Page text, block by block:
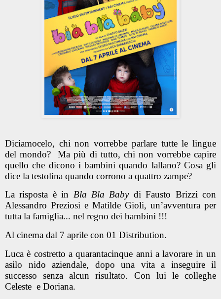
Diciamocelo, chi non vorrebbe parlare tutte le lingue
del mondo? Ma più di tutto, chi non vorrebbe capire
quello che dicono i bambini quando lallano? Cosa gli
dice la testolina quando corrono a quattro zampe?
La risposta è in Bla Bla Baby di Fausto Brizzi con
Alessandro Preziosi e Matilde Gioli, un’avventura per
tutta la famiglia... nel regno dei bambini !!!
Al cinema dal 7 aprile con 01 Distribution.
Luca è costretto a quarantacinque anni a lavorare in un
asilo nido aziendale, dopo una vita a inseguire il
successo senza alcun risultato. Con lui le colleghe
Celeste e Doriana.